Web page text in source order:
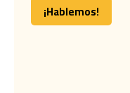
¡Hablemos!
¡Hablemos!